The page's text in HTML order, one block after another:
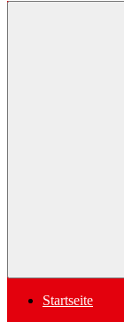
Startseite